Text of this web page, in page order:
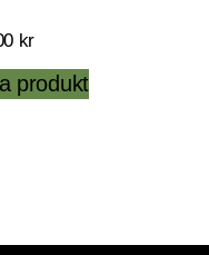
kr
produkt